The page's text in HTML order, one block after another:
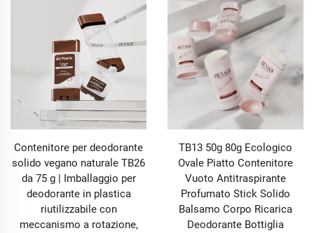
Contenitore per deodorante
solido vegano naturale TB26
da 75 g | Imballaggio per
deodorante in plastica
riutilizzabile con
meccanismo a rotazione,
TB13 50g 80g Ecologico
Ovale Piatto Contenitore
Vuoto Antitraspirante
Profumato Stick Solido
Balsamo Corpo Ricarica
Deodorante Bottiglia